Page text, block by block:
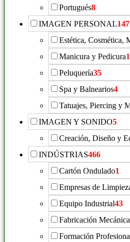
Portugués8
IMAGEN PERSONAL147
Estética, Cosmética,
Manicura y Pedicura
Peluquería35
Spa y Balnearios4
Tatuajes, Piercing y
IMAGEN Y SONIDO5
Creación, Diseño y
INDÚSTRIAS466
Cartón Ondulado1
Empresas de
Equipo Industrial43
Fabricación Mecánica
Formación